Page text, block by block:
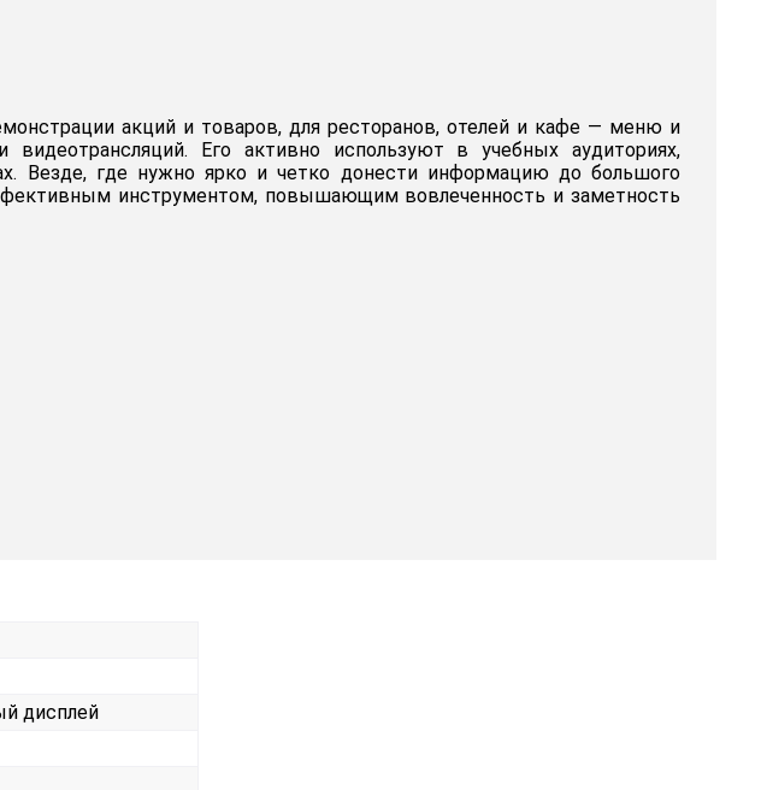
акций и товаров, для ресторанов, отелей и кафе — меню и
Его активно используют в учебных аудиториях,
Везде, где нужно ярко и четко донести информацию до большого
инструментом, повышающим вовлеченность и заметность
дисплей